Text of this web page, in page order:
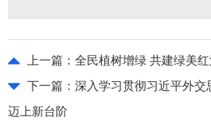
上一篇： 全民植树增绿 共建绿美
下一篇： 深入学习贯彻习近平外
迈上新台阶